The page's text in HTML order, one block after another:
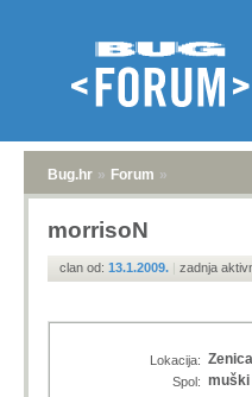
Bug.hr » Forum »
morrisoN
clan od: 13.1.2009. | zadnja
Lokacija:
Spol: muški